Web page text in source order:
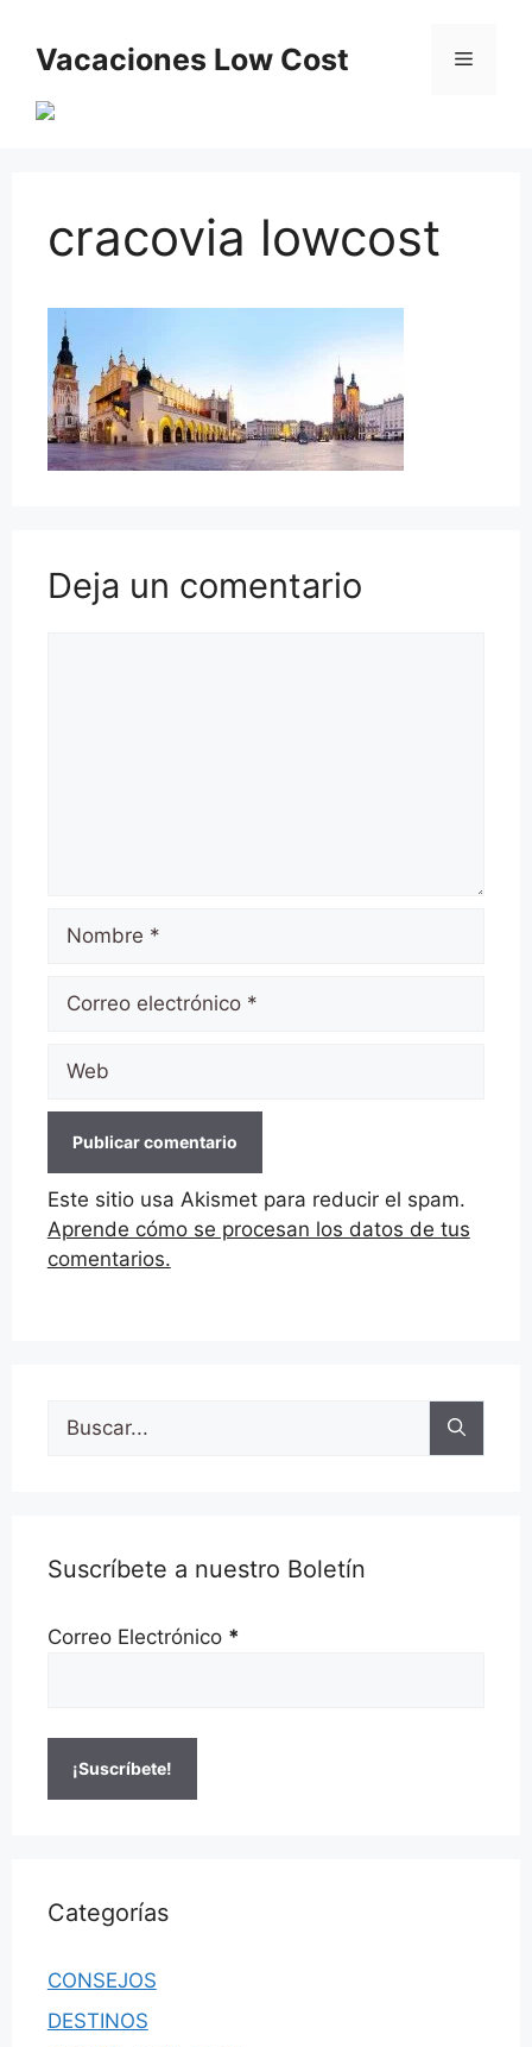
contenido
Vacaciones Low Cost Menú
cracovia lowcost
Deja un comentario
Nombre
Correo
electrónico
Web
Este sitio usa Akismet para reducir el spam.
Aprende cómo se procesan los datos de tus
comentarios.
Suscríbete a nuestro Boletín
Correo Electrónico *
Categorías
CONSEJOS
DESTINOS